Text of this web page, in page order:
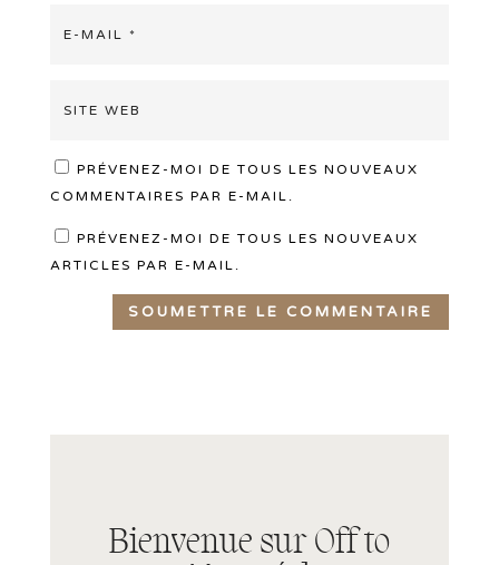
PRÉVENEZ-MOI DE TOUS LES NOUVEAUX
COMMENTAIRES PAR E-MAIL.
PRÉVENEZ-MOI DE TOUS LES NOUVEAUX
ARTICLES PAR E-MAIL.
SOUMETTRE LE COMMENTAIRE
Bienvenue sur Off to